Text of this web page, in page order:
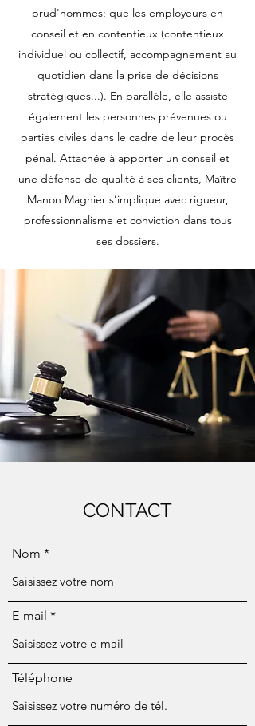
prud'hommes; que les employeurs en
conseil et en contentieux (contentieux
individuel ou collectif, accompagnement au
quotidien dans la prise de décisions
stratégiques...). En parallèle, elle assiste
également les personnes prévenues ou
parties civiles dans le cadre de leur procès
pénal. Attachée à apporter un conseil et
une défense de qualité à ses clients, Maître
Manon Magnier s’implique avec rigueur,
professionnalisme et conviction dans tous
ses dossiers.
CONTACT
Nom
E-mail
Téléphone